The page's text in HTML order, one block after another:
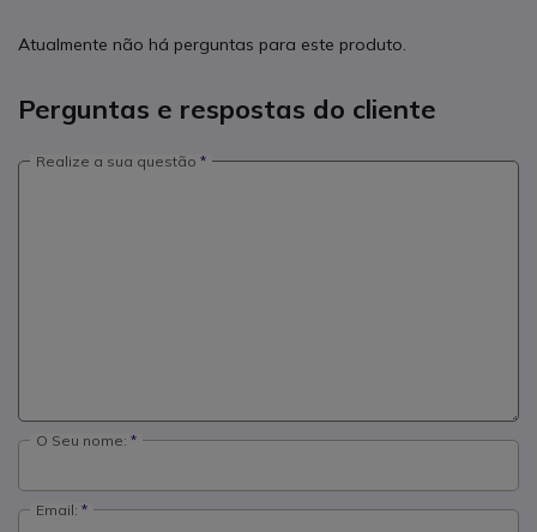
Atualmente não há perguntas para este produto.
Perguntas e respostas do cliente
Realize a sua questão
O Seu nome:
Email: